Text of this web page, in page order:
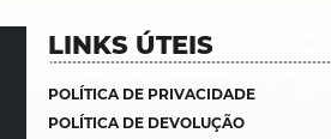
LINKS ÚTEIS
POLÍTICA DE PRIVACIDADE
POLÍTICA DE DEVOLUÇÃO